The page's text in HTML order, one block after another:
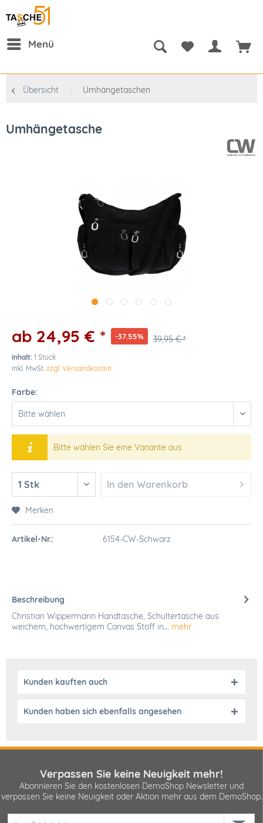
Menü
Übersicht Umhängetaschen
Umhängetasche
ab 24,95 € * -37.55% 39,95 € *
Inhalt: 1 Stück
inkl. MwSt. zzgl. Versandkosten
Farbe:
Bitte wählen Sie eine Variante aus
In den Warenkorb
Merken
Artikel-Nr.: 6154-CW-Schwarz
Beschreibung
Christian Wippermann Handtasche, Schultertasche aus
weichem, hochwertigem Canvas Stoff in... mehr
Kunden kauften auch
Kunden haben sich ebenfalls angesehen
Verpassen Sie keine Neuigkeit mehr!
Abonnieren Sie den kostenlosen DemoShop Newsletter und
verpassen Sie keine Neuigkeit oder Aktion mehr aus dem DemoShop.